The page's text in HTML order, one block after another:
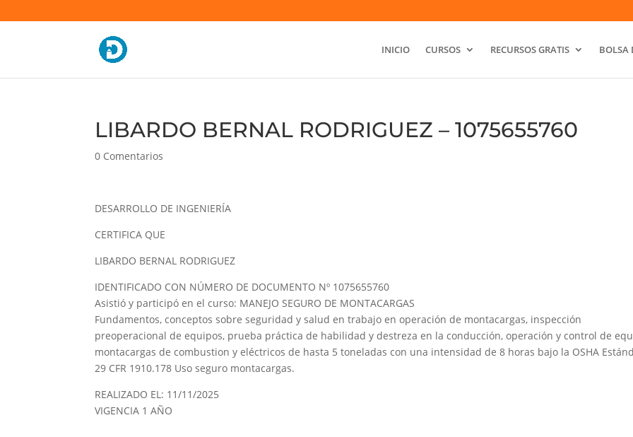
INICIO CURSOS RECURSOS GRATIS BOLSA
LIBARDO BERNAL RODRIGUEZ – 1075655760
0 Comentarios
DESARROLLO DE INGENIERÍA
CERTIFICA QUE
LIBARDO BERNAL RODRIGUEZ
IDENTIFICADO CON NÚMERO DE DOCUMENTO Nº 1075655760
Asistió y participó en el curso: MANEJO SEGURO DE MONTACARGAS
Fundamentos, conceptos sobre seguridad y salud en trabajo en operación de montacargas, inspección
preoperacional de equipos, prueba práctica de habilidad y destreza en la conducción, operación y control de
montacargas de combustion y eléctricos de hasta 5 toneladas con una intensidad de 8 horas bajo la OSHA
29 CFR 1910.178 Uso seguro montacargas.
REALIZADO EL: 11/11/2025
VIGENCIA 1 AÑO